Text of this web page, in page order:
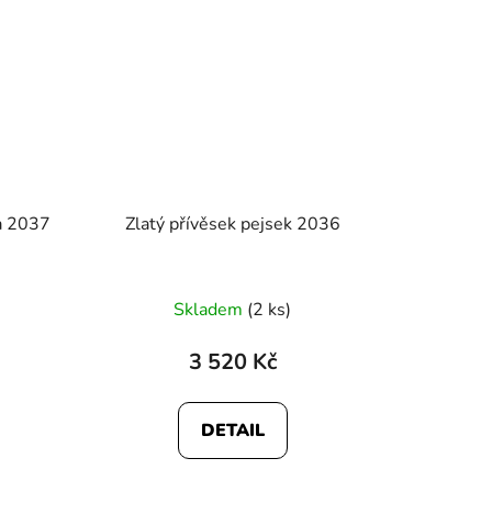
2037 Zlatý přívěsek pejsek 2036
Skladem (2 ks)
3 520 Kč
DETAIL